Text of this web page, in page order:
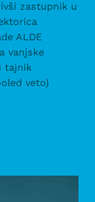
zastupnik u
ALDE
vanjske
tajnik
veto)